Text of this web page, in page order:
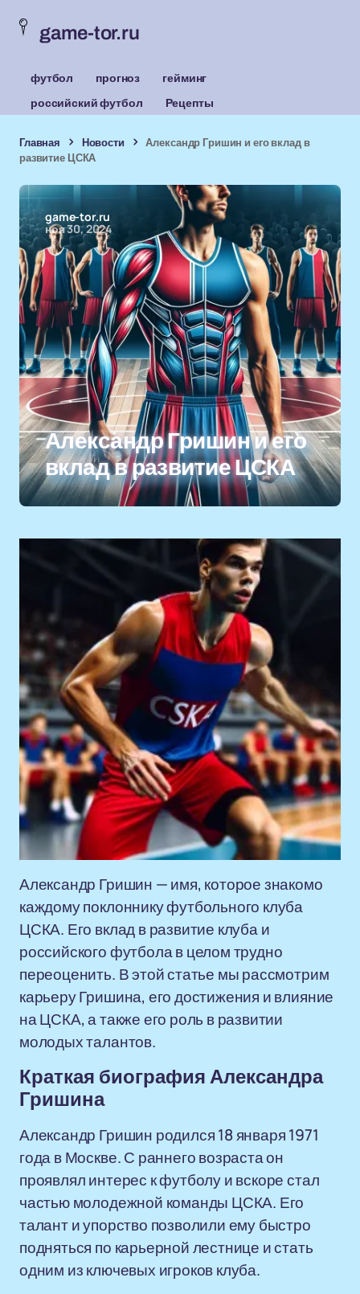
game-tor.ru
футбол прогноз
гейминг
российский футбол
Рецепты
Главная Новости
Александр Гришин и его вклад в
развитие ЦСКА
game-tor.ru
ноя 30, 2024
Александр Гришин и его
вклад в развитие ЦСКА
Александр Гришин — имя, которое знакомо
каждому поклоннику футбольного клуба
ЦСКА. Его вклад в развитие клуба и
российского футбола в целом трудно
переоценить. В этой статье мы рассмотрим
карьеру Гришина, его достижения и влияние
на ЦСКА, а также его роль в развитии
молодых талантов.
Краткая биография Александра
Гришина
Александр Гришин родился 18 января 1971
года в Москве. С раннего возраста он
проявлял интерес к футболу и вскоре стал
частью молодежной команды ЦСКА. Его
талант и упорство позволили ему быстро
подняться по карьерной лестнице и стать
одним из ключевых игроков клуба.